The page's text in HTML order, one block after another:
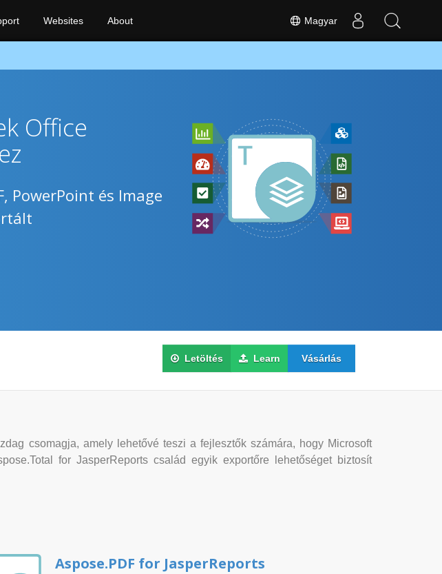
Magyar
Websites About
Office
PowerPoint és Image
Letöltés Learn Vásárlás
csomagja, amely lehetővé teszi a fejlesztők számára, hogy Microsoft
for JasperReports család egyik exportőre lehetőséget biztosít
Aspose.PDF for JasperReports